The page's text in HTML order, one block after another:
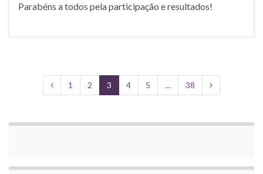
Parabéns a todos pela participação e resultados!
1 2 3 4 5 … 38